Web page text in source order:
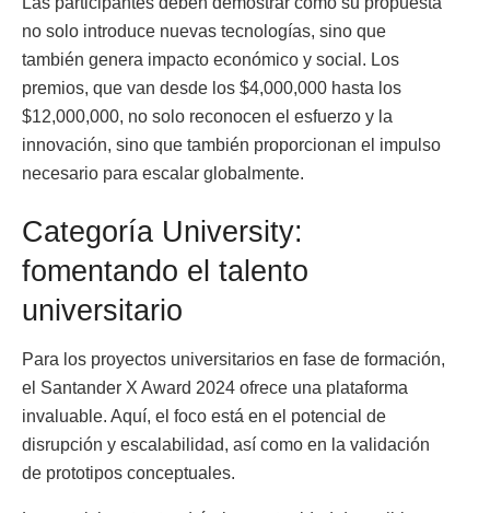
no solo introduce nuevas tecnologías, sino que
también genera impacto económico y social. Los
premios, que van desde los $4,000,000 hasta los
$12,000,000, no solo reconocen el esfuerzo y la
innovación, sino que también proporcionan el impulso
necesario para escalar globalmente.
Categoría University:
fomentando el talento
universitario
Para los proyectos universitarios en fase de formación,
el Santander X Award 2024 ofrece una plataforma
invaluable. Aquí, el foco está en el potencial de
disrupción y escalabilidad, así como en la validación
de prototipos conceptuales.